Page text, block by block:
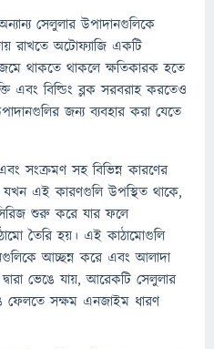
সেলুলার উপাদানগুলিকে
রাখতে অটোফ্যাজি একটি
থাকতে থাকলে ক্ষতিকারক হতে
এবং বিল্ডিং ব্লক সরবরাহ করতেও
জন্য ব্যবহার করা যেতে
সংক্রমণ সহ বিভিন্ন কারণের
যখন এই কারণগুলি উপস্থিত থাকে,
শুরু করে যার ফলে
তৈরি হয়। এই কাঠামোগুলি
আচ্ছন্ন করে এবং আলাদা
ভেঙে যায়, আরেকটি সেলুলার
ফেলতে সক্ষম এনজাইম ধারণ